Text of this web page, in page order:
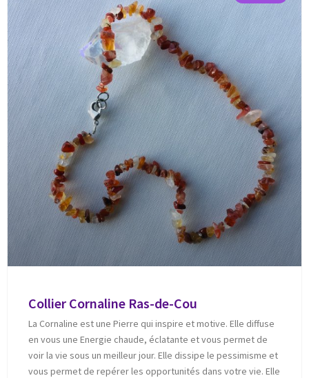
Collier Cornaline Ras-de-Cou
La Cornaline est une Pierre qui inspire et motive. Elle diffuse
en vous une Energie chaude, éclatante et vous permet de
voir la vie sous un meilleur jour. Elle dissipe le pessimisme et
vous permet de repérer les opportunités dans votre vie. Elle